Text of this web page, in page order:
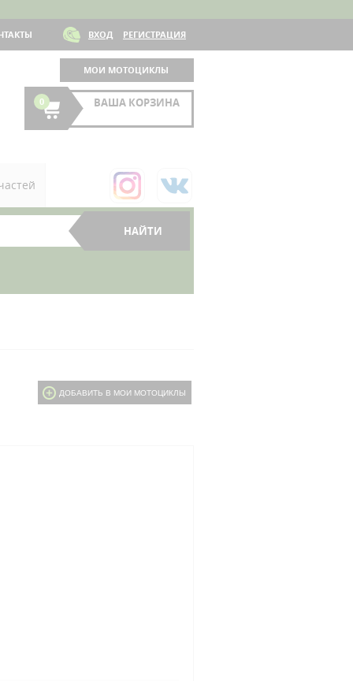
ВХОД РЕГИСТРАЦИЯ
МОИ МОТОЦИКЛЫ
0 ВАША КОРЗИНА
ДОБАВИТЬ В МОИ МОТОЦИКЛЫ